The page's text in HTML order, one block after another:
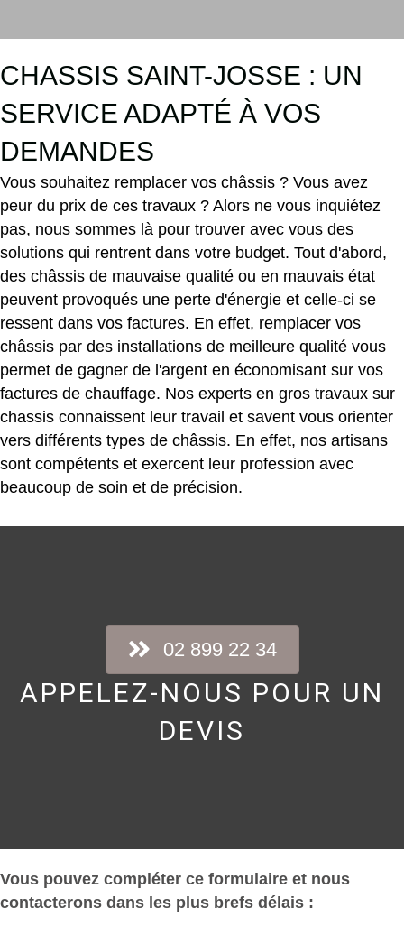
CHASSIS SAINT-JOSSE : UN
SERVICE ADAPTÉ À VOS
DEMANDES
Vous souhaitez remplacer vos châssis ? Vous avez
peur du prix de ces travaux ? Alors ne vous inquiétez
pas, nous sommes là pour trouver avec vous des
solutions qui rentrent dans votre budget. Tout d'abord,
des châssis de mauvaise qualité ou en mauvais état
peuvent provoqués une perte d'énergie et celle-ci se
ressent dans vos factures. En effet, remplacer vos
châssis par des installations de meilleure qualité vous
permet de gagner de l'argent en économisant sur vos
factures de chauffage. Nos experts en gros travaux sur
chassis connaissent leur travail et savent vous orienter
vers différents types de châssis. En effet, nos artisans
sont compétents et exercent leur profession avec
beaucoup de soin et de précision.
02 899 22 34
APPELEZ-NOUS POUR UN
DEVIS
Vous pouvez compléter ce formulaire et nous
contacterons dans les plus brefs délais :